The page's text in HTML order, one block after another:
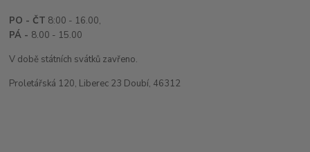
PO - ČT 8:00 - 16.00,
PÁ - 8.00 - 15.00
V době státních svátků zavřeno.
Proletářská 120, Liberec 23 Doubí, 46312